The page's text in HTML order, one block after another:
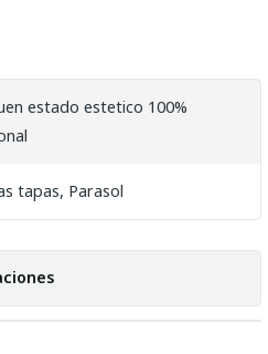
estado estetico 100%
tapas, Parasol